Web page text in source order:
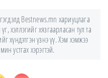
Bestnews.mn хариуцлага
хэллэгийг хязгаарласан тул та
хүндэтгэн үзнэ үү. Хэм хэмжээ
устгах хэрэгтэй.